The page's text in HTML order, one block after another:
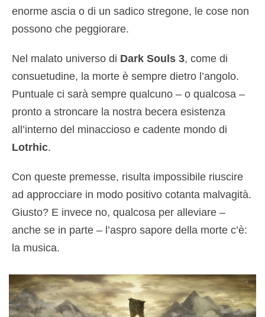
enorme ascia o di un sadico stregone, le cose non
possono che peggiorare.
Nel malato universo di Dark Souls 3, come di
consuetudine, la morte è sempre dietro l’angolo.
Puntuale ci sarà sempre qualcuno – o qualcosa –
pronto a stroncare la nostra becera esistenza
all’interno del minaccioso e cadente mondo di
Lotrhic.
Con queste premesse, risulta impossibile riuscire
ad approcciare in modo positivo cotanta malvagità.
Giusto? E invece no, qualcosa per alleviare –
anche se in parte – l’aspro sapore della morte c’è:
la musica.